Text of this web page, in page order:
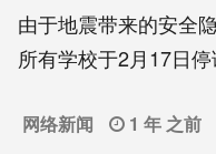
由于地震带来的安全
所有学校于2月17日停
网络新闻 1 年 之前